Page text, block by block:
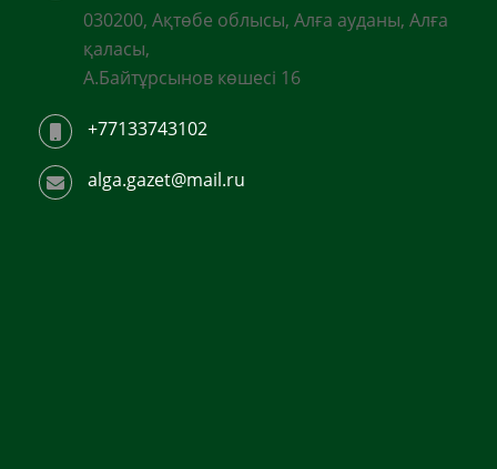
030200, Ақтөбе облысы, Алға ауданы, Алға
қаласы,
А.Байтұрсынов көшесі 16
+77133743102
alga.gazet@mail.ru